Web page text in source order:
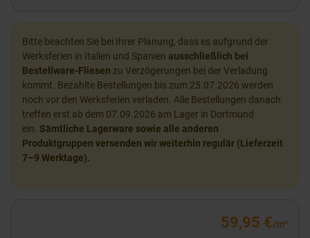
Bitte beachten Sie bei Ihrer Planung, dass es aufgrund der
Werksferien in Italien und Spanien ausschließlich bei
Bestellware-Fliesen zu Verzögerungen bei der Verladung
kommt. Bezahlte Bestellungen bis zum 25.07.2026 werden
noch vor den Werksferien verladen. Alle Bestellungen danach
treffen erst ab dem 07.09.2026 am Lager in Dortmund
ein. Sämtliche Lagerware sowie alle anderen
Produktgruppen versenden wir weiterhin regulär (Lieferzeit
7–9 Werktage).
59,95 €/m²